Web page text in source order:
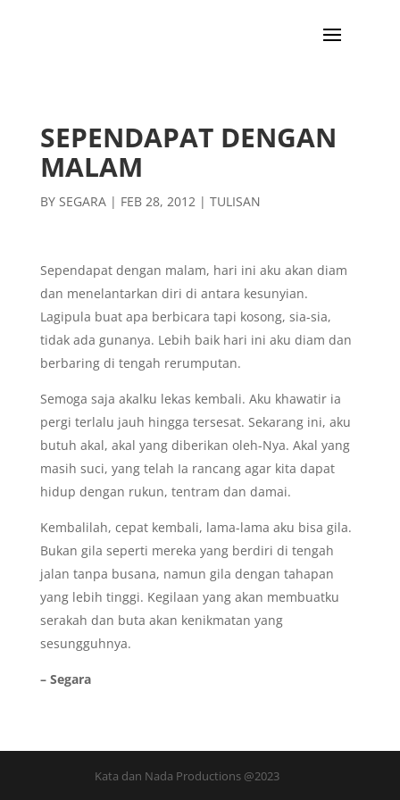
SEPENDAPAT DENGAN
MALAM
BY SEGARA| FEB 28, 2012| TULISAN
Sependapat dengan malam, hari ini aku akan diam
dan menelantarkan diri di antara kesunyian.
Lagipula buat apa berbicara tapi kosong, sia-sia,
tidak ada gunanya. Lebih baik hari ini aku diam dan
berbaring di tengah rerumputan.
Semoga saja akalku lekas kembali. Aku khawatir ia
pergi terlalu jauh hingga tersesat. Sekarang ini, aku
butuh akal, akal yang diberikan oleh-Nya. Akal yang
masih suci, yang telah Ia rancang agar kita dapat
hidup dengan rukun, tentram dan damai.
Kembalilah, cepat kembali, lama-lama aku bisa gila.
Bukan gila seperti mereka yang berdiri di tengah
jalan tanpa busana, namun gila dengan tahapan
yang lebih tinggi. Kegilaan yang akan membuatku
serakah dan buta akan kenikmatan yang
sesungguhnya.
– Segara
Kata dan Nada Productions @2023